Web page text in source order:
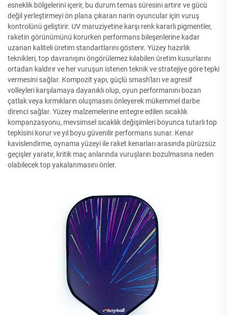
esneklik bölgelerini içerir, bu durum temas süresini artırır ve gücü
değil yerleştirmeyi ön plana çıkaran narin oyuncular için vuruş
kontrolünü geliştirir. UV maruziyetine karşı renk kararlı pigmentler,
raketin görünümünü korurken performans bileşenlerine kadar
uzanan kaliteli üretim standartlarını gösterir. Yüzey hazırlık
teknikleri, top davranışını öngörülemez kılabilen üretim kusurlarını
ortadan kaldırır ve her vuruşun istenen teknik ve stratejiye göre tepki
vermesini sağlar. Kompozit yapı, güçlü smash'ları ve agresif
volleyleri karşılamaya dayanıklı olup, oyun performanını bozan
çatlak veya kırmıkların oluşmasını önleyerek mükemmel darbe
direnci sağlar. Yüzey malzemelerine entegre edilen sıcaklık
kompanzasyonu, mevsimsel sıcaklık değişimleri boyunca tutarlı top
tepkisini korur ve yıl boyu güvenilir performans sunar. Kenar
kavislendirme, oynama yüzeyi ile raket kenarları arasında pürüzsüz
geçişler yaratır, kritik maç anlarında vuruşların bozulmasına neden
olabilecek top yakalanmasını önler.